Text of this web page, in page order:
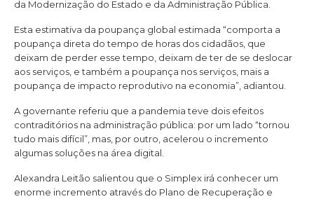
da Modernização do Estado e da Administração Pública.
Esta estimativa da poupança global estimada “comporta a
poupança direta do tempo de horas dos cidadãos, que
deixam de perder esse tempo, deixam de ter de se deslocar
aos serviços, e também a poupança nos serviços, mais a
poupança de impacto reprodutivo na economia”, adiantou.
A governante referiu que a pandemia teve dois efeitos
contraditórios na administração pública: por um lado “tornou
tudo mais difícil”, mas, por outro, acelerou o incremento
algumas soluções na área digital.
Alexandra Leitão salientou que o Simplex irá conhecer um
enorme incremento através do Plano de Recuperação e